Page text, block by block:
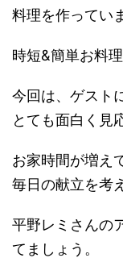
料理を作ってい
時短&簡単お料
今回は、ゲスト
とても面白く見
お家時間が増え
毎日の献立を考
平野レミさんの
てましょう。